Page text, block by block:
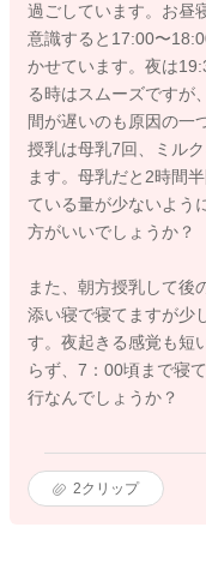
過ごしています。お昼
意識すると17:00〜
かせています。夜は
る時はスムーズですが
間が遅いのも原因の一
授乳は母乳7回、ミル
ます。母乳だと2時間
ている量が少ないよう
方がいいでしょうか？
また、朝方授乳して後
添い寝で寝てますが少
す。夜起きる感覚も短
らず、7：00頃まで寝
行なんでしょうか？
2クリップ